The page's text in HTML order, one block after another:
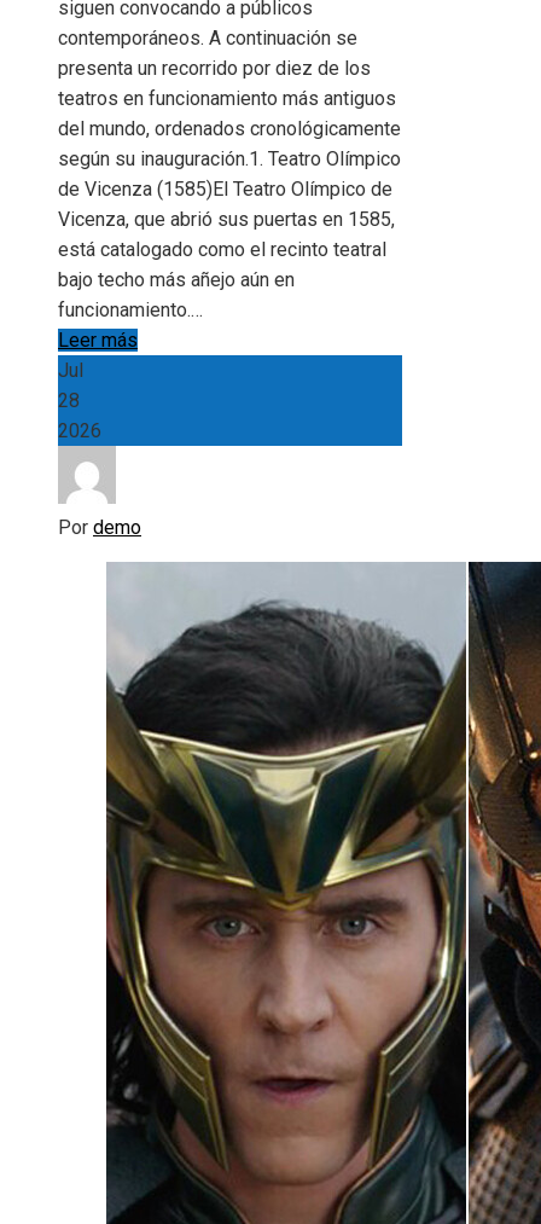
siguen convocando a públicos
contemporáneos. A continuación se
presenta un recorrido por diez de los
teatros en funcionamiento más antiguos
del mundo, ordenados cronológicamente
según su inauguración.1. Teatro Olímpico
de Vicenza (1585)El Teatro Olímpico de
Vicenza, que abrió sus puertas en 1585,
está catalogado como el recinto teatral
bajo techo más añejo aún en
funcionamiento.…
Leer más
Jul
28
2026
Por demo